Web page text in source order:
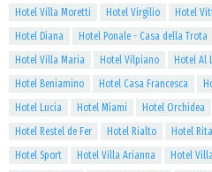
Hotel Villa Moretti
Hotel Virgilio Hotel
Hotel Diana
Hotel Ponale - Casa della Trota
Hotel Villa Maria
Hotel Vilpiano Hotel Al
Hotel Beniamino
Hotel Casa Francesca
Hotel Lucia
Hotel Miami Hotel Orchidea
Hotel Restel de Fer
Hotel Rialto Hotel Rita
Hotel Sport
Hotel Villa Arianna Hotel